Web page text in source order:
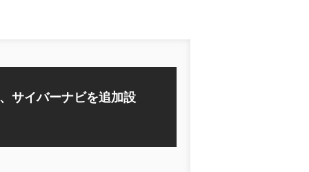
サイバーナビを追加設